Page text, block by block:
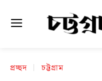
প্রচ্ছদ চট্টগ্রাম